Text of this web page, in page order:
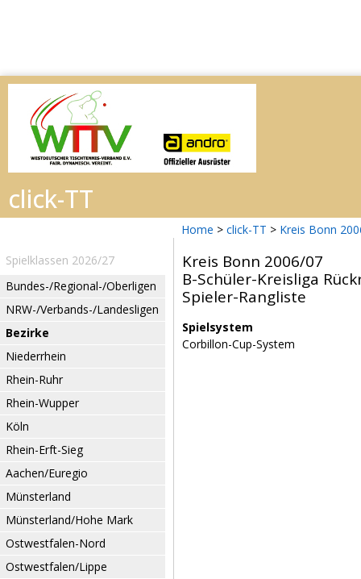
Home > click-TT > Kreis Bonn
Spielklassen 2026/27
Bundes-/Regional-/Oberligen
NRW-/Verbands-/Landesligen
Bezirke
Niederrhein
Rhein-Ruhr
Rhein-Wupper
Köln
Rhein-Erft-Sieg
Aachen/Euregio
Münsterland
Münsterland/Hohe Mark
Ostwestfalen-Nord
Ostwestfalen/Lippe
Kreis Bonn 2006/07
B-Schüler-Kreisliga
Spieler-Rangliste
Spielsystem
Corbillon-Cup-System